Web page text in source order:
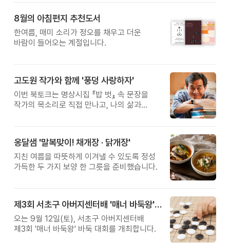
8월의 아침편지 추천도서
한여름, 매미 소리가 정오를 채우고 더운
바람이 들어오는 계절입니다.
고도원 작가와 함께 '풍덩 사랑하자'
이번 북토크는 명상시집 『밥 벗』 속 문장을
작가의 목소리로 직접 만나고, 나의 삶과
옹달샘 '말복맞이! 채개장 · 닭개장'
지친 여름을 따뜻하게 이겨낼 수 있도록 정성
가득한 두 가지 보양 한 그릇을 준비했습니다.
제3회 서초구 아버지센터배 '매너 바둑왕' 대회
오는 9월 12일(토), 서초구 아버지센터배
제3회 '매너 바둑왕' 바둑 대회를 개최합니다.